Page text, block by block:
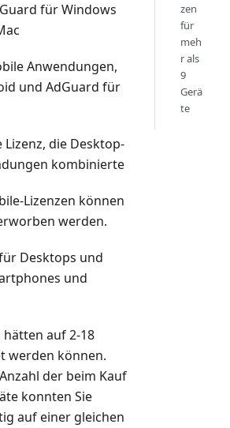
für Windows
Anwendungen,
und AdGuard für
Lizenz, die Desktop-
kombinierte
Lizenzen können
werden.
Desktops und
und
hätten auf 2-18
werden können.
der beim Kauf
konnten Sie
auf einer gleichen
zen
für
meh
r als
9
Gerä
te